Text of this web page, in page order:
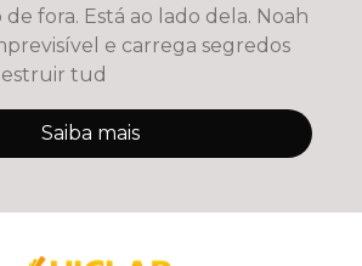
fora. Está ao lado dela. Noah
e carrega segredos
tud
Saiba mais